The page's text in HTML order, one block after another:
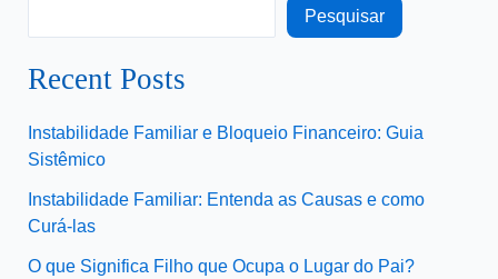
Pesquisar
Recent Posts
Instabilidade Familiar e Bloqueio Financeiro: Guia
Sistêmico
Instabilidade Familiar: Entenda as Causas e como
Curá-las
O que Significa Filho que Ocupa o Lugar do Pai?